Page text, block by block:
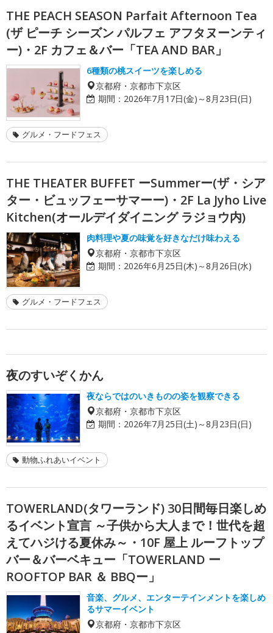
THE PEACH SEASON Parfait Afternoon Tea
(ザ ピーチ シーズン パルフェ アフタヌーンティ
ー)・2F カフェ＆バー「TEA AND BAR」
6種類の桃スイーツを楽しめる
京都府・京都市下京区
期間： 2026年7月17日(金)～8月23日(日)
グルメ・フードフェス
THE THEATER BUFFET ーSummerー(ザ・シア
ター・ビュッフェーサマーー)・2F La Jyho Live
Kitchen(オールデイダイニング ラジョウ内)
肉料理や夏の味覚を好きなだけ味わえる
京都府・京都市下京区
期間： 2026年6月25日(木)～8月26日(水)
グルメ・フードフェス
夜のすいぞくかん
夜ならではのいきものの姿を観察できる
京都府・京都市下京区
期間： 2026年7月25日(土)～8月23日(日)
動物ふれあいイベント
TOWERLAND(タワーランド) 30日間毎日楽しめ
るイベント宣言 ～子供から大人まで！世代を超
えてハジける夏休み～・10F 屋上 ルーフトップ
バー＆バーベキュー「TOWERLAND ー
ROOFTOP BAR ＆ BBQー」
音楽、グルメ、エンターテインメントを楽しめ
るサマーイベント
京都府・京都市下京区